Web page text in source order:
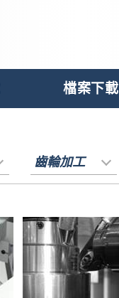
檔案下載
齒輪加工